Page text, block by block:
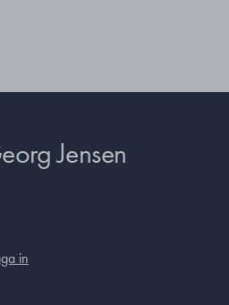
Jensen
in